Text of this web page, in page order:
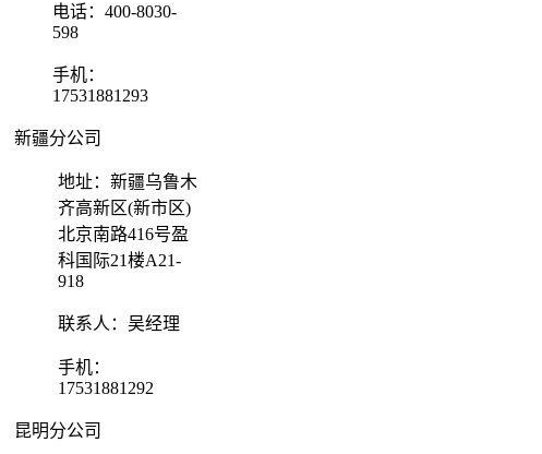
电话：400-8030-
598
手机：
17531881293
新疆分公司
地址：新疆乌鲁木
齐高新区(新市区)
北京南路416号盈
科国际21楼A21-
918
联系人：吴经理
手机：
17531881292
昆明分公司